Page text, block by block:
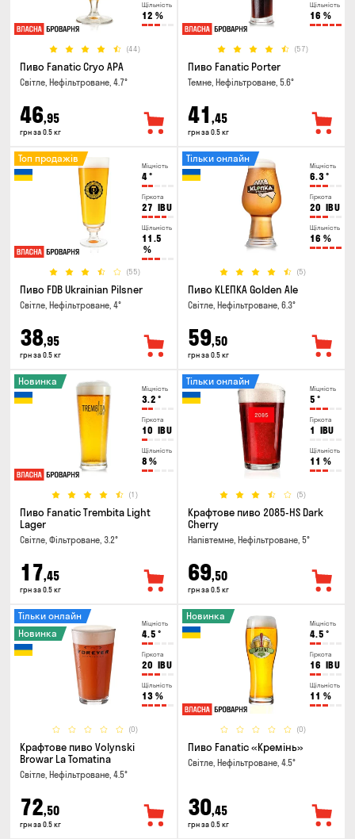
Щільність
12 %
(44)
Пиво Fanatic Cryo APA
Світле, Нефільтроване, 4.7°
46,95
грн за 0.5 кг
Щільність
16 %
(57)
Пиво Fanatic Porter
Темне, Нефільтроване, 5.6°
41 ,45
грн за 0.5 кг
Міцність
4°
Гіркота
27 IBU
Щільність
11.5
%
(55)
Топ продажів
Пиво FDB Ukrainian Pilsner
Світле, Нефільтроване, 4°
38,95
грн за 0.5 кг
Міцність
6.3°
Гіркота
20 IBU
Щільність
16 %
(5)
Тільки онлайн
Пиво KLEПКА Golden Ale
Світле, Нефільтроване, 6.3°
59,50
грн за 0.5 кг
Міцність
3.2 °
Гіркота
10 IBU
Щільність
8 %
(1)
Новинка
Пиво Fanatic Trembita Light
Lager
Світле, Фільтроване, 3.2°
17,45
грн за 0.5 кг
Міцність
5 °
Гіркота
1 IBU
Щільність
11 %
(5)
Тільки онлайн
Крафтове пиво 2085-HS Dark
Cherry
Напівтемне, Нефільтроване, 5°
69,50
грн за 0.5 кг
Міцність
4.5 °
Гіркота
20 IBU
Щільність
13 %
(0)
Тільки онлайн
Новинка
Крафтове пиво Volynski
Browar La Tomatina
Світле, Нефільтроване, 4.5°
72,50
грн за 0.5 кг
Міцність
4.5 °
Гіркота
16 IBU
Щільність
11 %
(0)
Новинка
Пиво Fanatic «Кремінь»
Світле, Нефільтроване, 4.5°
30,45
грн за 0.5 кг